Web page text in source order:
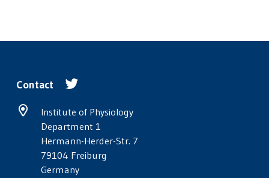
Contact
Institute of Physiology
Department 1
Hermann-Herder-Str. 7
79104 Freiburg
Germany